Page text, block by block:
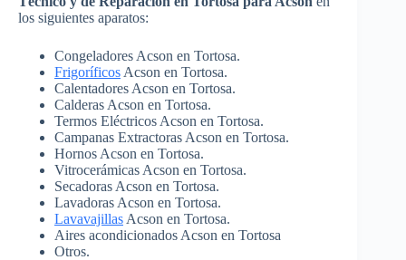
los siguientes aparatos:
Congeladores Acson en Tortosa.
Frigoríficos Acson en Tortosa.
Calentadores Acson en Tortosa.
Calderas Acson en Tortosa.
Termos Eléctricos Acson en Tortosa.
Campanas Extractoras Acson en Tortosa.
Hornos Acson en Tortosa.
Vitrocerámicas Acson en Tortosa.
Secadoras Acson en Tortosa.
Lavadoras Acson en Tortosa.
Lavavajillas Acson en Tortosa.
Aires acondicionados Acson en Tortosa
Otros.